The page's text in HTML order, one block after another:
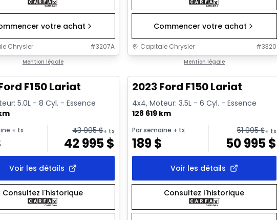
votre achat
Chrysler #3207A
Mention légale
Commencer votre achat
Capitale Chrysler #3320
Mention légale
offre
F150 Lariat
5.0L - 8 Cyl. - Essence
+ tx 43 995$+ tx
42 995$
Voir les détails
Consultez l'historique
Très bonne offre
2023 Ford F150 Lariat
4x4, Moteur: 3.5L - 6 Cyl. - Essence
128 619 km
Par semaine + tx
189$
51 995$+ tx
50 995$
Voir les détails
Consultez l'historique